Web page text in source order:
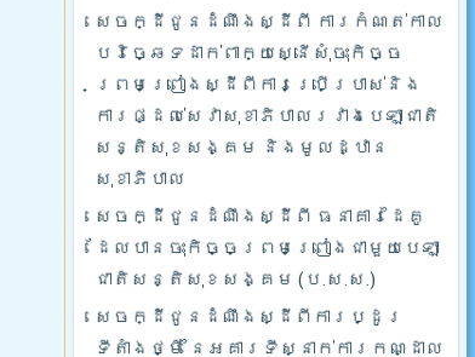
សេចក្ដីជូនដំណឹងស្ដីពី ការកំណត់កាល
បរិច្ឆេទដាក់ពាក្យស្នើសុំចុះកិច្ច
ព្រមព្រៀងស្ដីពីការប្រើប្រាស់និង
ការផ្ដល់សេវាសុខាភិបាលរវាងបេឡាជាតិ
សន្តិសុខសង្គម និងមូលដ្ឋាន
សុខាភិបាល
សេចក្ដីជូនដំណឹងស្ដីពី ធនាគារដៃគូ
ដែលបានចុះកិច្ចព្រមព្រៀងជាមួយបេឡា
ជាតិសន្តិសុខសង្គម (ប.ស.ស.)
សេចក្ដីជូនដំណឹងស្ដីពីការប្ដូរ
ទីតាំងថ្មី នៃអគារទីស្នាក់ការកណ្ដាល